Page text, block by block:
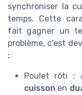
synchroniser la
temps. Cette
fait gagner un
problème, c'est
:
Poulet rôti :
cuisson en